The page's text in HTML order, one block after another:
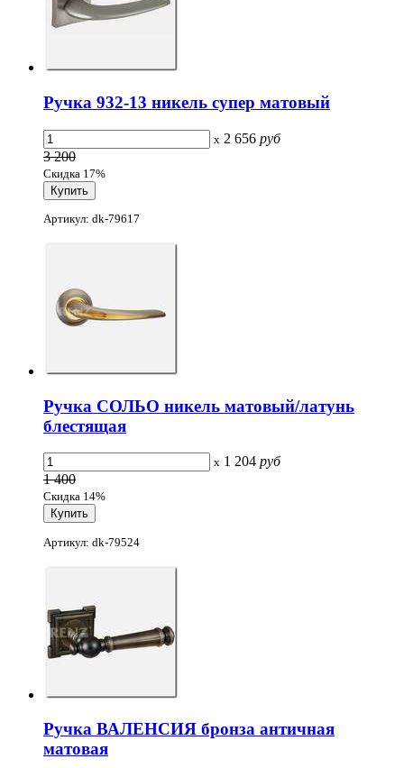
Ручка 932-13 никель супер матовый
x 2 656 руб
3 200
Скидка 17%
Артикул: dk-79617
Ручка СОЛЬО никель матовый/латунь
блестящая
x 1 204 руб
1 400
Скидка 14%
Артикул: dk-79524
Ручка ВАЛЕНСИЯ бронза античная
матовая